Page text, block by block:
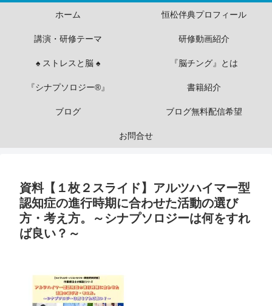
ホーム 恒松伴典プロフィール
講演・研修テーマ 研修動画紹介
♠ ストレスと脳 ♠ 『脳チング』とは
『シナプソロジー®』 書籍紹介
ブログ ブログ無料配信希望
お問合せ
資料【１枚２スライド】アルツハイマー型
認知症の進行時期に合わせた活動の選び
方・考え方。～シナプソロジーは何をすれ
ば良い？～